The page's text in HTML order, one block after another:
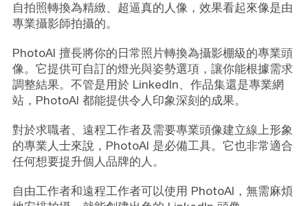
自拍照轉換為精緻、超逼真的人像，效果看起來像是由
專業攝影師拍攝的。
PhotoAI 擅長將你的日常照片轉換為攝影棚級的專業頭
像。它提供可自訂的燈光與姿勢選項，讓你能根據需求
調整結果。不管是用於 LinkedIn、作品集還是專業網
站，PhotoAI 都能提供令人印象深刻的成果。
對於求職者、遠程工作者及需要專業頭像建立線上形象
的專業人士來說，PhotoAI 是必備工具。它也非常適合
任何想要提升個人品牌的人。
自由工作者和遠程工作者可以使用 PhotoAI，無需麻煩